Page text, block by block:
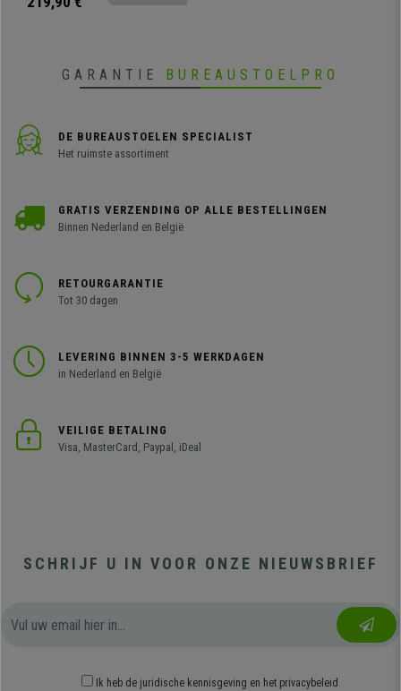
GARANTIE BUREAUSTOELPRO
DE BUREAUSTOELEN SPECIALIST
Het ruimste assortiment
GRATIS VERZENDING OP ALLE BESTELLINGEN
Binnen Nederland en België
RETOURGARANTIE
Tot 30 dagen
LEVERING BINNEN 3-5 WERKDAGEN
in Nederland en België
VEILIGE BETALING
Visa, MasterCard, Paypal, iDeal
SCHRIJF U IN VOOR ONZE NIEUWSBRIEF
Ik heb de juridische kennisgeving en het privacybeleid